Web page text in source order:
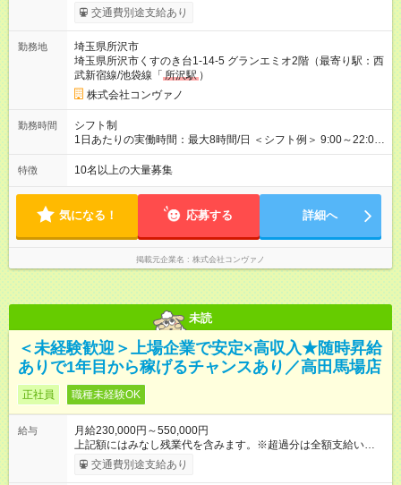
ます。 みなし残業代 8,940円／月 みなし残業時間 5.5時間／月
上記には、月5.5時間分のみなし残業代(8，940円)を含む。超過
円～ （期間中は契約社員） ※社内基準を満たした場合は、その
後正規登用可 【年収例】 ◆エリアマネージャー 月給25万円＋役
職手当3万円＋インセン14万5，781円＝42万5，781円 ◆店長
月給 25万円＋役職手当1万円＋インセン8万2，547円＝34万2，
547円 ◆社員(役職なし) 月給23万円＋インセン1万4701円＝24
万4，701円 ＜別途支給手当＞ ・インセンティブ：月10万円以
上も可能！ ・賞与：年2回(6月/12月)※業績による ・交通費：月
たり) ・回数：随時 ・反映時期：次月の給与から ・評価手法：
社内評価に基づく ※あなたの頑張りをしっかり評価します！で
きることが増えるほどお給料に反映される環境です。 【試用期
間】試用期間あり 試用期間の長さ：6ヶ月 ※ 雇用形態と給与
に、本採用時と異なる部分があります。 雇用形態：中途採用
（契約社員） 給与：月給 220,000円以上 上記額にはみなし残業
代 8,552円／月 みなし残業時間 5.5時間／月
交通費別途支給あり
勤務地
埼玉県所沢市
埼玉県所沢市くすのき台1-14-5 グランエミオ2階（最寄り駅：西
武新宿線/池袋線「 所沢駅 ）
株式会社コンヴァノ
勤務時間
シフト制
1日あたりの実働時間：最大8時間/日 ＜シフト例＞ 9:00～22:00
でのシフト制（実働8時間／休憩60分） ※残業時間は月平均で
10時間程度 ※営業時間は【平日】11：00～22：00、【土日祝】
ます。
特徴 10名以上の大量募集
気になる！ 応募する 詳細へ
掲載元企業名 株式会社コンヴァノ
未読
＜未経験歓迎＞上場企業で安定×高収入★随時昇給
ありで1年目から稼げるチャンスあり／高田馬場店
正社員 職種未経験OK
給与
月給230,000円～550,000円
上記額にはみなし残業代を含みます。※超過分は全額支給いたし
ます。 みなし残業代 8,940円／月 みなし残業時間 5.5時間／月
上記には、月5.5時間分のみなし残業代(8，940円)を含む。超過
交通費別途支給あり